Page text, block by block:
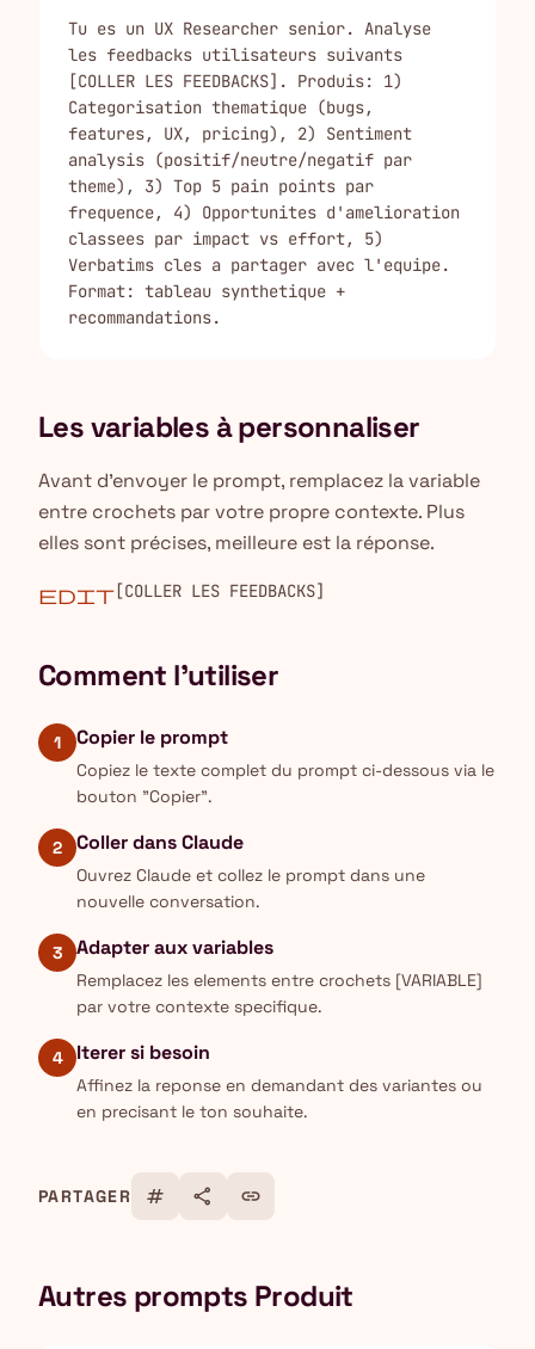
Tu es un UX Researcher senior. Analyse
les feedbacks utilisateurs suivants
[COLLER LES FEEDBACKS]. Produis: 1)
Categorisation thematique (bugs,
features, UX, pricing), 2) Sentiment
analysis (positif/neutre/negatif par
theme), 3) Top 5 pain points par
frequence, 4) Opportunites d'amelioration
classees par impact vs effort, 5)
Verbatims cles a partager avec l'equipe.
Format: tableau synthetique +
recommandations.
Les variables à personnaliser
Avant d'envoyer le prompt, remplacez la variable
entre crochets par votre propre contexte. Plus
elles sont précises, meilleure est la réponse.
edit[COLLER LES FEEDBACKS]
Comment l'utiliser
1 Copier le prompt
Copiez le texte complet du prompt ci-dessous via le
bouton "Copier".
2 Coller dans Claude
Ouvrez Claude et collez le prompt dans une
nouvelle conversation.
3 Adapter aux variables
Remplacez les elements entre crochets [VARIABLE]
par votre contexte specifique.
4 Iterer si besoin
Affinez la reponse en demandant des variantes ou
en precisant le ton souhaite.
PARTAGER tag share link
Autres prompts Produit